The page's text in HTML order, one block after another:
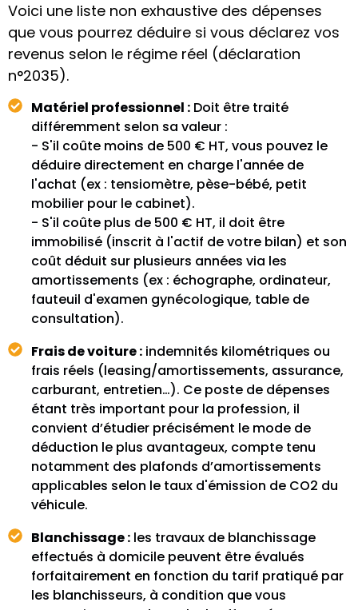
Voici une liste non exhaustive des dépenses
que vous pourrez déduire si vous déclarez vos
revenus selon le régime réel (déclaration
n°2035).
Matériel professionnel :Doit être traité
différemment selon sa valeur :
- S'il coûte moins de 500 € HT, vous pouvez le
déduire directement en charge l'année de
l'achat (ex : tensiomètre, pèse-bébé, petit
mobilier pour le cabinet).
- S'il coûte plus de 500 € HT, il doit être
immobilisé (inscrit à l'actif de votre bilan) et son
coût déduit sur plusieurs années via les
amortissements (ex : échographe, ordinateur,
fauteuil d'examen gynécologique, table de
consultation).
Frais de voiture :indemnités kilométriques ou
frais réels (leasing/amortissements, assurance,
carburant, entretien…). Ce poste de dépenses
étant très important pour la profession, il
convient d’étudier précisément le mode de
déduction le plus avantageux, compte tenu
notamment des plafonds d’amortissements
applicables selon le taux d'émission de CO2 du
véhicule.
Blanchissage :les travaux de blanchissage
effectués à domicile peuvent être évalués
forfaitairement en fonction du tarif pratiqué par
les blanchisseurs, à condition que vous